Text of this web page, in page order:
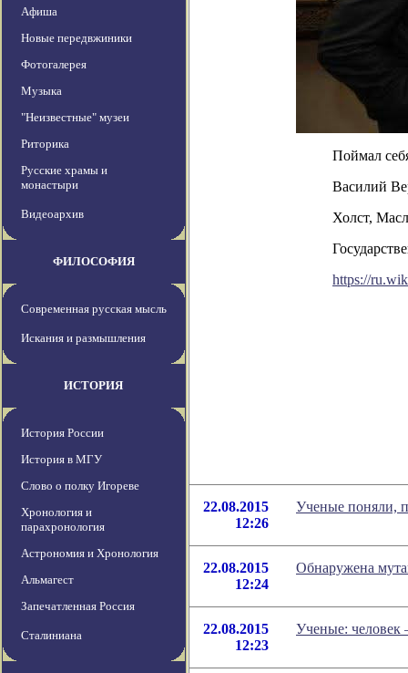
Афиша
Новые передвжиники
Фотогалерея
Музыка
"Неизвестные" музеи
Риторика
Русские храмы и
монастыри
Видеоархив
ФИЛОСОФИЯ
Современная русская мысль
Искания и размышления
ИСТОРИЯ
История России
История в МГУ
Слово о полку Игореве
Хронология и
парахронология
Астрономия и Хронология
Альмагест
Запечатленная Россия
Сталиниана
Поймал
Василий
Холст,
https://
22.08.2015
12:26
Ученые поняли,
22.08.2015
12:24
Обнаружена
22.08.2015
12:23
Ученые: человек